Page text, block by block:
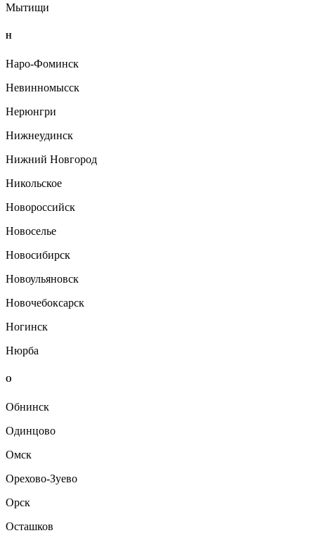
Мытищи
Н
Наро-Фоминск
Невинномысск
Нерюнгри
Нижнеудинск
Нижний Новгород
Никольское
Новороссийск
Новоселье
Новосибирск
Новоульяновск
Новочебоксарск
Ногинск
Нюрба
О
Обнинск
Одинцово
Омск
Орехово-Зуево
Орск
Осташков